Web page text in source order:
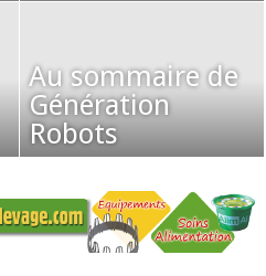
Au sommaire de
Génération
Robots